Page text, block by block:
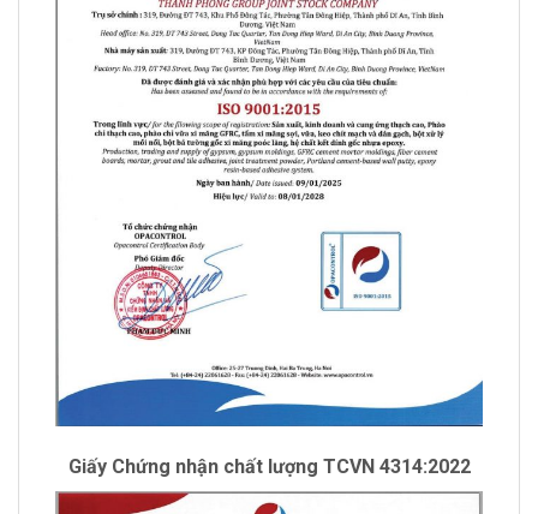
Giấy Chứng nhận chất lượng TCVN 4314:2022